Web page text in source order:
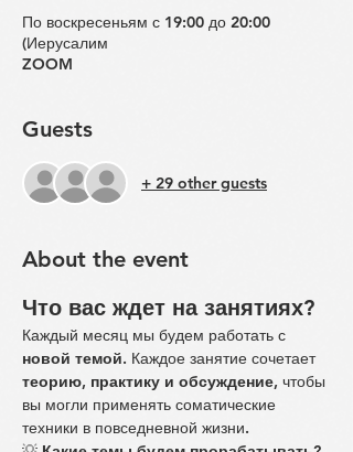
По воскресеньям с 19:00 до 20:00
(Иерусалим
ZOOM
Guests
+ 29 other guests
About the event
Что вас ждет на занятиях?
Каждый месяц мы будем работать с
новой темой. Каждое занятие сочетает
теорию, практику и обсуждение, чтобы
вы могли применять соматические
техники в повседневной жизни.